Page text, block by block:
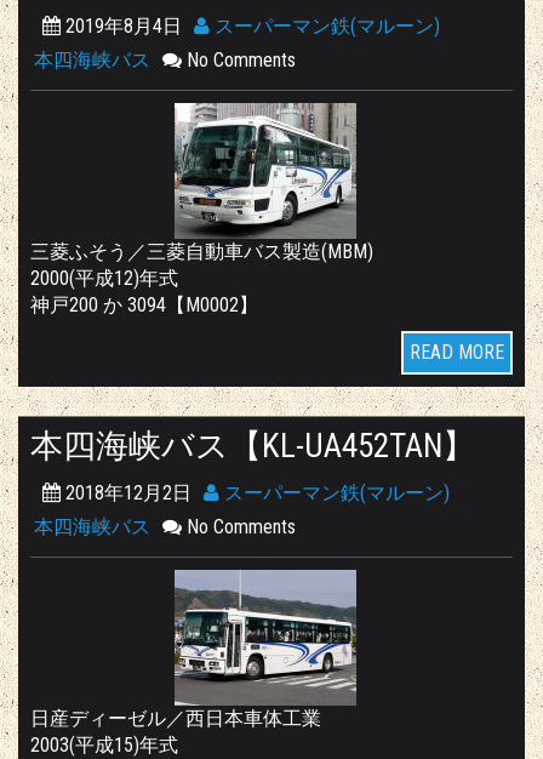
2019年8月4日
スーパーマン鉄(マルーン)
本四海峡バス
No Comments
三菱ふそう／三菱自動車バス製造(MBM)
2000(平成12)年式
神戸200 か 3094【M0002】
READ MORE
本四海峡バス【KL-UA452TAN】
2018年12月2日
スーパーマン鉄(マルーン)
本四海峡バス
No Comments
日産ディーゼル／西日本車体工業
2003(平成15)年式